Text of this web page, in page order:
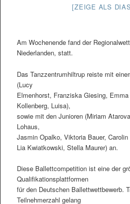
[ZEIGE ALS
Am Wochenende fand der
Niederlanden, statt.
Das Tanzzentrumhiltrup reiste mit
(Lucy
Elmenhorst, Franziska Giesing,
Kollenberg, Luisa),
sowie mit den Junioren (Miriam
Lohaus,
Jasmin Opalko, Viktoria Bauer, Carolin
Lia Kwiatkowski, Stella Maurer) an.
Diese Ballettcompetition ist eine der
Qualifikationsplattformen
für den Deutschen Ballettwettbewerb.
Teilnehmerzahl gelang